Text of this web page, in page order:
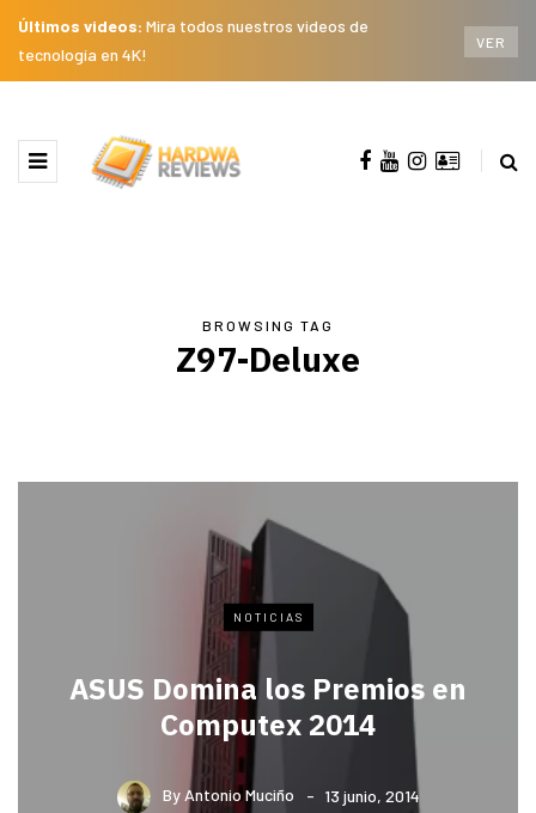
Últimos videos: Mira todos nuestros videos de
tecnología en 4K!
VER
BROWSING TAG
Z97-Deluxe
NOTICIAS
ASUS Domina los Premios en
Computex 2014
By Antonio Muciño 13 junio, 2014